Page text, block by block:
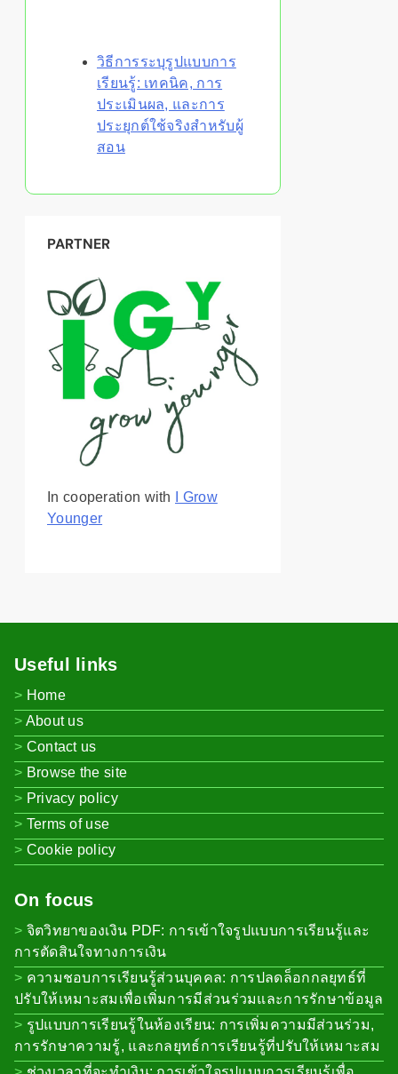
วิธีการระบุรูปแบบการ
เรียนรู้: เทคนิค, การ
ประเมินผล, และการ
ประยุกต์ใช้จริงสำหรับผู้
สอน
PARTNER
In cooperation with
I Grow
Younger
Useful links
Home
About us
Contact us
Browse the site
Privacy policy
Terms of use
Cookie policy
On focus
จิตวิทยาของเงิน PDF: การเข้าใจรูปแบบการเรียนรู้และ
การตัดสินใจทางการเงิน
ความชอบการเรียนรู้ส่วนบุคคล: การปลดล็อกกลยุทธ์ที่
ปรับให้เหมาะสมเพื่อเพิ่มการมีส่วนร่วมและการรักษาข้อมูล
รูปแบบการเรียนรู้ในห้องเรียน: การเพิ่มความมีส่วนร่วม,
การรักษาความรู้, และกลยุทธ์การเรียนรู้ที่ปรับให้เหมาะสม